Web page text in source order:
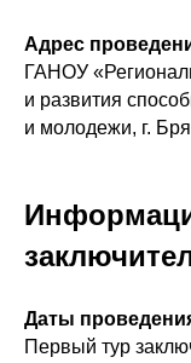
Адрес
ГАНОУ
и развития
и молодежи, г.
Даты
Первый тур